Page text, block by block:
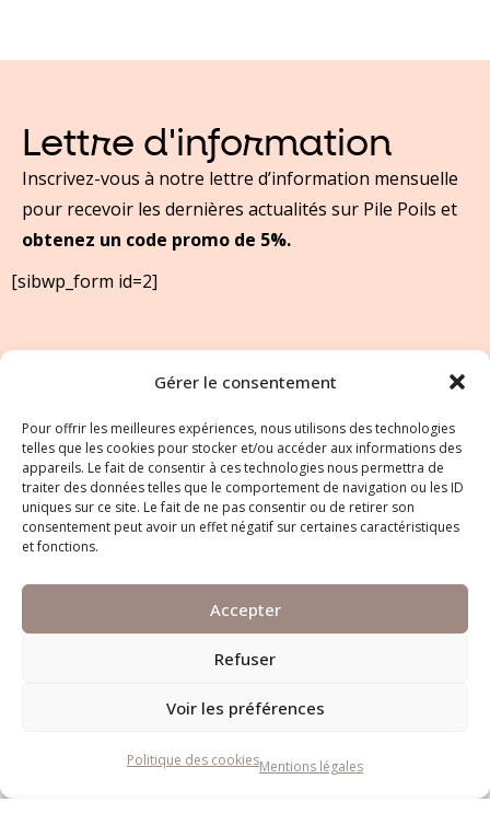
Gérer le consentement
Pour offrir les meilleures expériences, nous utilisons des technologies
telles que les cookies pour stocker et/ou accéder aux informations des
appareils. Le fait de consentir à ces technologies nous permettra de
traiter des données telles que le comportement de navigation ou les ID
uniques sur ce site. Le fait de ne pas consentir ou de retirer son
consentement peut avoir un effet négatif sur certaines caractéristiques
et fonctions.
Accepter
Refuser
Voir les préférences
Politique des cookiesMentions légales
Lettre d'information
Inscrivez-vous à notre lettre d’information mensuelle
pour recevoir les dernières actualités sur Pile Poils et
obtenez un code promo de 5%.
[sibwp_form id=2]
Le bon choix animal
Menu